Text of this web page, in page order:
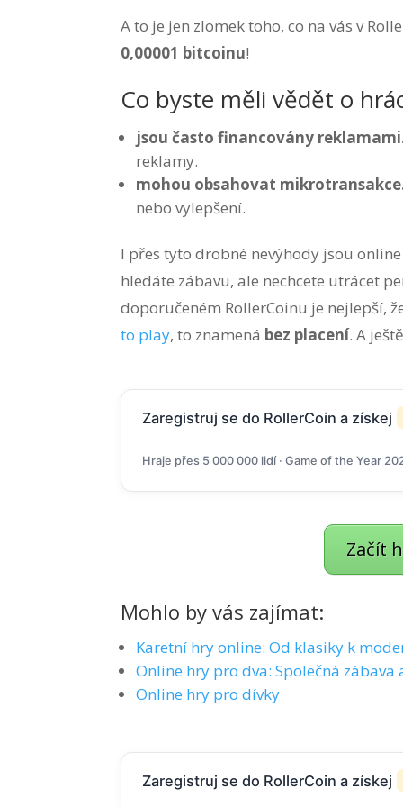
A to je jen zlomek toho, co na vás v
0,00001 bitcoinu!
Co byste měli vědět o
jsou často financovány
reklamy.
mohou obsahovat
nebo vylepšení.
I přes tyto drobné nevýhody jsou
hledáte zábavu, ale nechcete utrácet
doporučeném RollerCoinu je nejlepší,
to play, to znamená bez placení. A
Zaregistruj se do RollerCoin a získej
Hraje přes 5 000 000 lidí · Game of the Year
Začít
Mohlo by vás zajímat:
Karetní hry online: Od klasiky k
Online hry pro dva: Společná zábava
Online hry pro dívky
Zaregistruj se do RollerCoin a získej